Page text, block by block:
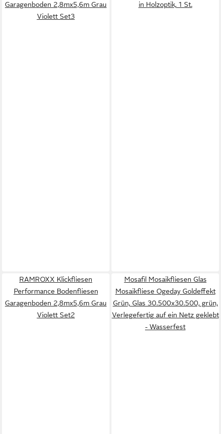
Garagenboden 2,8mx5,6m Grau
Violett Set3
in Holzoptik, 1 St.
RAMROXX Klickfliesen
Performance Bodenfliesen
Garagenboden 2,8mx5,6m Grau
Violett Set2
Mosafil Mosaikfliesen Glas
Mosaikfliese Ogeday Goldeffekt
Grün, Glas 30.500x30.500, grün,
Verlegefertig auf ein Netz geklebt
- Wasserfest